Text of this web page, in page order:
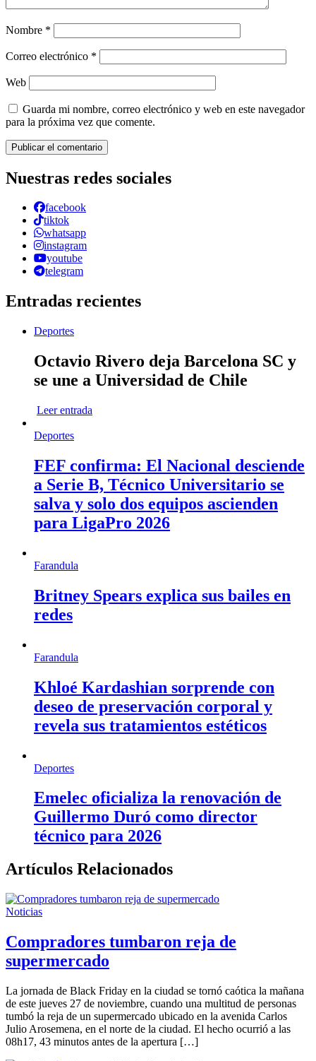
Nombre *
Correo electrónico *
Web
Guarda mi nombre, correo electrónico y web en este navegador
para la próxima vez que comente.
Nuestras redes sociales
facebook
tiktok
whatsapp
instagram
youtube
telegram
Entradas recientes
Deportes
Octavio Rivero deja Barcelona SC y
se une a Universidad de Chile
Leer entrada
Deportes
FEF confirma: El Nacional desciende
a Serie B, Técnico Universitario se
salva y solo dos equipos ascienden
para LigaPro 2026
Farandula
Britney Spears explica sus bailes en
redes
Farandula
Khloé Kardashian sorprende con
deseo de preservación corporal y
revela sus tratamientos estéticos
Deportes
Emelec oficializa la renovación de
Guillermo Duró como director
técnico para 2026
Artículos Relacionados
Noticias
Compradores tumbaron reja de
supermercado
La jornada de Black Friday en la ciudad se tornó caótica la mañana
de este jueves 27 de noviembre, cuando una multitud de personas
tumbó la reja de un supermercado ubicado en la avenida Carlos
Julio Arosemena, en el norte de la ciudad. El hecho ocurrió a las
08h17, 43 minutos antes de la apertura […]